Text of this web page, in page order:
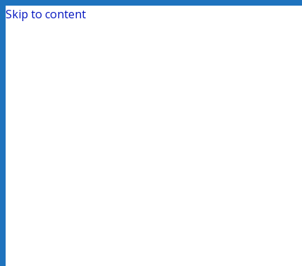
Skip to content